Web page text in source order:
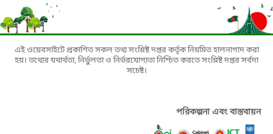
এই ওয়েবসাইটে প্রকাশিত সকল তথ্য সংশ্লিষ্ট দপ্তর কর্তৃক নিয়মিত হালনাগাদ করা
হয়। তথ্যের যথার্থতা, নির্ভুলতা ও নির্ভরযোগ্যতা নিশ্চিত করতে সংশ্লিষ্ট দপ্তর সর্বদা
সচেষ্ট।
পরিকল্পনা এবং বাস্তবায়ন